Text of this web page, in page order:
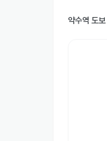
약수역 도